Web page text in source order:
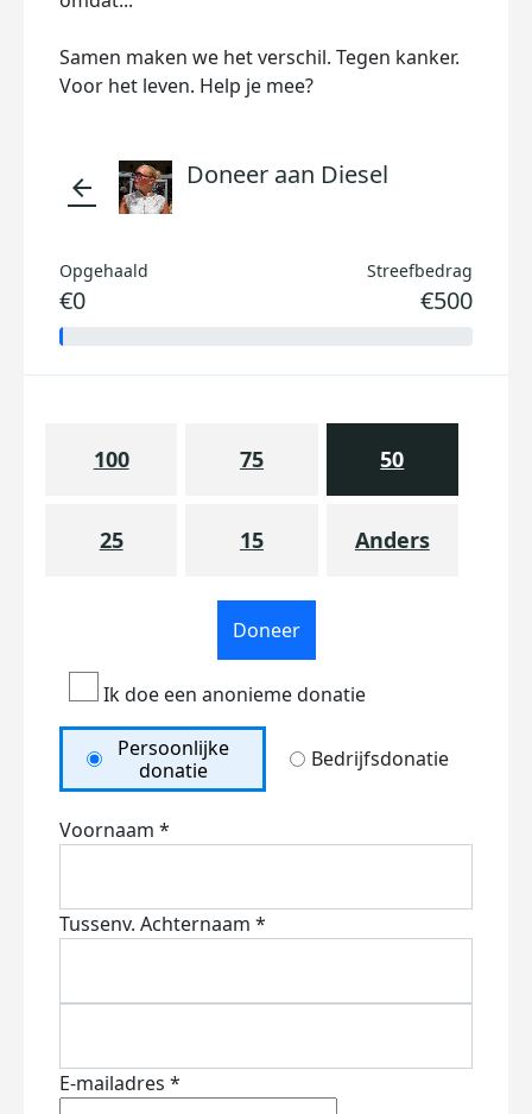
Samen maken we het verschil. Tegen kanker.
Voor het leven. Help je mee?
arrow_back Doneer aan Diesel
Opgehaald
€0
Streefbedrag
€500
100 75 50
25 15 Anders
Doneer
Ik doe een anonieme donatie
Persoonlijke
donatie
Bedrijfsdonatie
Voornaam *
Tussenv. Achternaam *
E-mailadres *